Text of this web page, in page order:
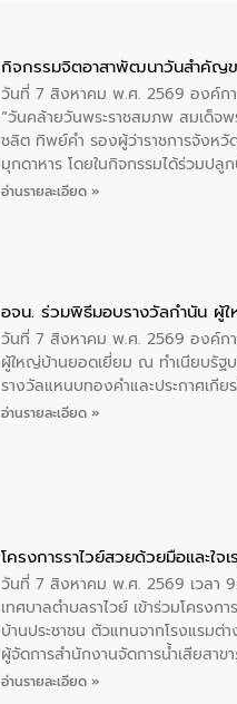
กิจกรรมจิตอาสาพัฒนาวันสําคัญ
วันที่ 7 สิงหาคม พ.ศ. 2569 องค์กา
“วันคล้ายวันพระราชสมภพ สมเด็จ
ชลิต ทิพย์คำ รองผู้ว่าราชการจังหวั
มุกดาหาร โดยในกิจกรรมได้ร่วมปลู
พระบรมราชินีนาถ พระบรมราชชน
อ่านรายละเอียด »
อจน. ร่วมพิธีมอบรางวัลกำนัน ผู้
วันที่ 7 สิงหาคม พ.ศ. 2569 องค์ก
ผู้ใหญ่บ้านยอดเยี่ยม ณ ทำเนียบรัฐ
รางวัลแหนบทองคำและประกาศเกี
อ่านรายละเอียด »
โครงการราไวย์สวยด้วยมือและใจเ
วันที่ 7 สิงหาคม พ.ศ. 2569 เวลา
เทศบาลตำบลราไวย์ เข้าร่วมโครง
บ้านประชาชน ตัวแทนจากโรงแรมต่
ผู้จัดการสำนักงานจัดการน้ำเสียสา
บริเวณแหลมพรหมเทพ หมู่ที่ 6 ตำบ
อ่านรายละเอียด »